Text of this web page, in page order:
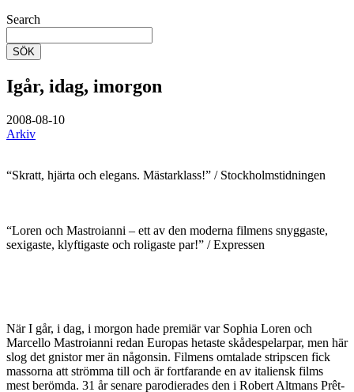
Search
SÖK
Igår, idag, imorgon
2008-08-10
Arkiv
“Skratt, hjärta och elegans. Mästarklass!” / Stockholmstidningen
“Loren och Mastroianni – ett av den moderna filmens snyggaste,
sexigaste, klyftigaste och roligaste par!” / Expressen
När I går, i dag, i morgon hade premiär var Sophia Loren och
Marcello Mastroianni redan Europas hetaste skådespelarpar, men här
slog det gnistor mer än någonsin. Filmens omtalade stripscen fick
massorna att strömma till och är fortfarande en av italiensk films
mest berömda. 31 år senare parodierades den i Robert Altmans Prêt-